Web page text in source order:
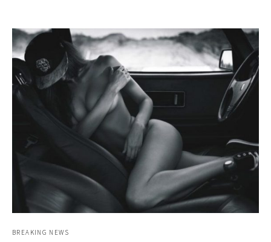
BREAKING NEWS